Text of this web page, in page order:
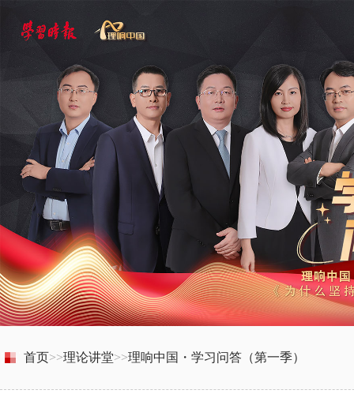
首页>>理论讲堂>>理响中国・学习问答（第一季）